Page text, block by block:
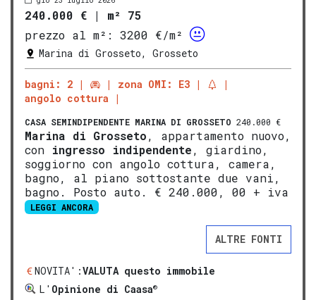
240.000 € | m² 75
prezzo al m²:
3200 €/m²
Marina di Grosseto, Grosseto
bagni: 2
zona OMI: E3
angolo cottura
CASA SEMINDIPENDENTE MARINA DI GROSSETO 240.000 €
Marina di Grosseto, appartamento nuovo,
con ingresso indipendente, giardino,
soggiorno con angolo cottura, camera,
bagno, al piano sottostante due vani,
bagno. Posto auto. € 240.000, 00 + iva
LEGGI ANCORA
ALTRE FONTI
NOVITA':VALUTA questo immobile
L' Opinione di Caasa®